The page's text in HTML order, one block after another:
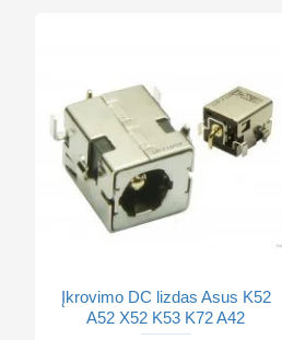
Įkrovimo DC lizdas Asus K52
A52 X52 K53 K72 A42